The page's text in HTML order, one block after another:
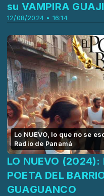
12/08/2024 • 16:14
su VAMPIRA
Lo NUEVO, lo que no se
Radio de Panamá
LO NUEVO
POETA DEL
GUAGUANCO